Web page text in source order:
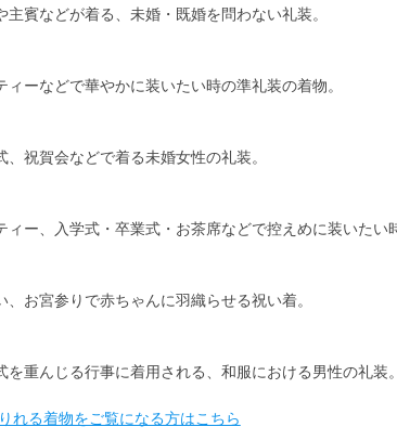
主賓などが着る、未婚・既婚を問わない礼装。
ィーなどで華やかに装いたい時の準礼装の着物。
、祝賀会などで着る未婚女性の礼装。
ィー、入学式・卒業式・お茶席などで控えめに装いたい
、お宮参りで赤ちゃんに羽織らせる祝い着。
を重んじる行事に着用される、和服における男性の礼装。
れる着物をご覧になる方はこちら